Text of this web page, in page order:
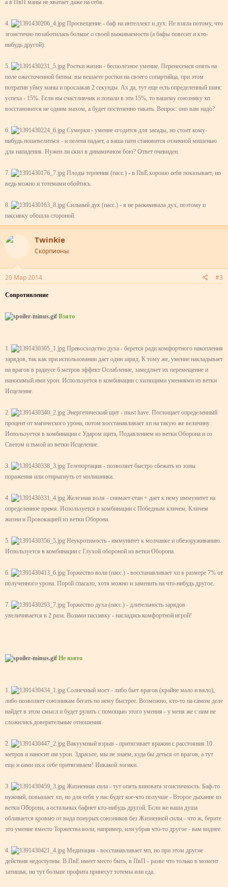
а в ПвП маны не хватает даже на себя.
4.
Просвещение - баф на интеллект и дух. Не взяла потому, что
эгоистично позаботилась больше о своей выживаемости (а бафы повесит и кто-
нибудь другой).
5.
Ростки жизни - бесполезное умение. Перенесемся опять на
поле ожесточенной битвы: вы вешаете ростки на своего сопартийца, при этом
потратив уйму маны и прослакав 2 секунды. Ах да, тут еще есть определенный шанс
успеха - 15%. Если вы счастливчик и попали в эти 15%, то вашему союзнику хп
восстановится не одним махом, а будет постепенно тикать. Вопрос: оно вам надо?
6.
Сумерки - умение сгодится для засады, но стоит кому-
нибудь пошевелиться - и пелена падает, а ваша пати становится отличной мишенью
для нападения. Нужен ли скил в динамичном бою? Ответ очевиден.
7.
Плоды терпения (пасс.) - в ПвЕ хорошо себя показывает, но
ведь можно и тотемами обойтись.
8.
Сильный дух (пасс.) - я не раскачивала дух, поэтому и
пассивку обошла стороной.
Twinkie
Скорпионы
20 Мар 2014 #3
Сопротивление
Взято
1.
Превосходство духа - берется ради комфортного накопления
зарядов, так как при использовании дает один заряд. К тому же, умение накладывает
на врагов в радиусе 6 метров эффект Ослабление, замедляет их перемещение и
наносимый ими урон. Используется в комбинации с хилящими умениями из ветки
Исцеление.
2.
Энергетический щит - must have. Поглощает определенный
процент от магического урона, потом восстанавливает хп на такую же величину.
Используется в комбинации с Ударом щита, Подавлением из ветки Оборона и со
Светом и тьмой из ветки Исцеление.
3.
Телепортация - позволяет быстро сбежать из зоны
поражения или отпрыгнуть от милишника.
4.
Железная воля - снимает стан + дает к нему иммунитет на
определенное время. Используется в комбинации с Победным кличем, Кличем
жизни и Провокацией из ветки Оборона.
5.
Неукротимость - иммунитет к молчанке и обезоруживанию.
Используется в комбинации с Глухой обороной из ветки Оборона.
6.
Торжество воли (пасс.) - восстанавливает хп в размере 7% от
полученного урона. Порой спасало, хотя можно и заменить на что-нибудь другое.
7.
Торжество духа (пасс.) - длительность зарядов
увеличивается в 2 раза. Возьми пассивку - насладись комфортной игрой!
Не взято
1.
Солнечный мост - либо бьет врагов (крайне мало и вяло),
либо позволяет союзникам бегать по нему быстрее. Возможно, кто-то на самом деле
найдет в этом смысл и будет рулить с помощью этого умения - у меня же с ним не
сложились доверительные отношения.
2.
Вакуумный взрыв - притягивает вражин с расстояния 10
метров и наносит им урон. Здрасьте, мы не знаем, куда бы деться от врагов, а тут
еще и сами их к себе притягиваем! Никакой логики.
3.
Жизненная сила - тут опять виновата эгоистичность. Баф-то
нужный, повышает хп, но для себя у нас будет кое-что получше - Второе дыхание из
ветки Оборона, а остальных бафнет кто-нибудь другой. Если же ваша душа
обливается кровью от вида понурых союзников без Жизненной силы - что ж, берите
это умение вместо Торжества воли, например, или убрав что-то другое - вам виднее.
4.
Медитация - восстанавливает мп, но при этом другие
действия недоступны. В ПвЕ имеет место быть, в ПвП - разве что только в момент
затишья, но тут больше профита принесут тотемы или еда.